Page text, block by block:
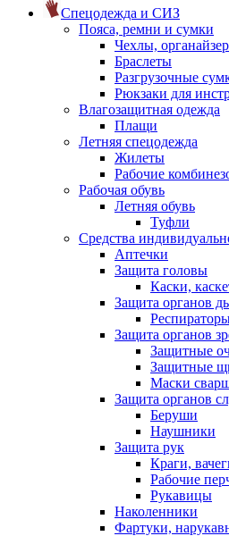
Спецодежда и СИЗ
Пояса, ремни и сумки
Чехлы,
Браслеты
Разгрузочные
Рюкзаки для
Влагозащитная одежда
Плащи
Летняя спецодежда
Жилеты
Рабочие
Рабочая обувь
Летняя обувь
Туфли
Средства
Аптечки
Защита головы
Каски,
Защита органов
Защита органов
Защитные
Защитные
Маски
Защита органов
Беруши
Наушники
Защита рук
Краги,
Рабочие
Рукавицы
Наколенники
Фартуки,